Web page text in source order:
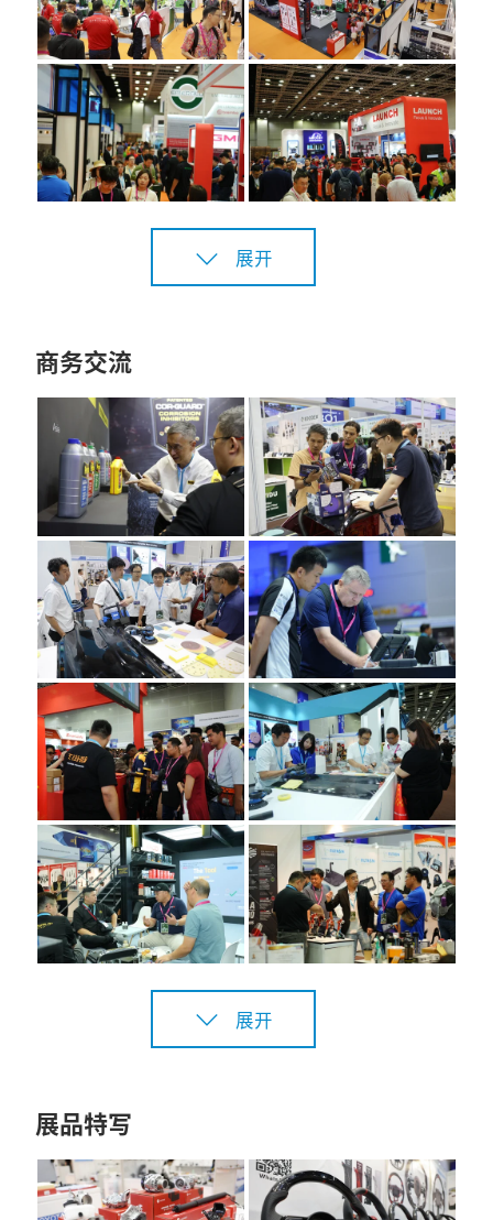
展开
商务交流
展开
展品特写